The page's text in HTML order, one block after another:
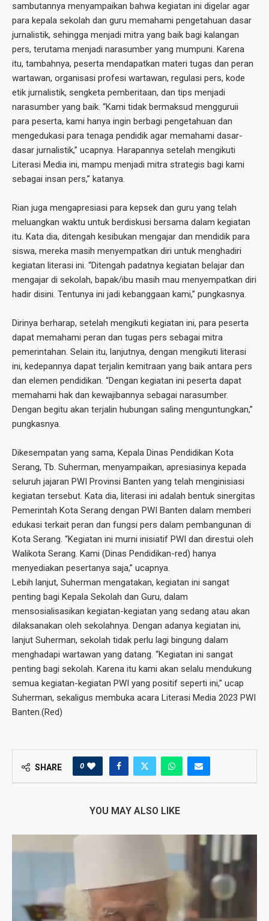
sambutannya menyampaikan bahwa kegiatan ini digelar agar
para kepala sekolah dan guru memahami pengetahuan dasar
jurnalistik, sehingga menjadi mitra yang baik bagi kalangan
pers, terutama menjadi narasumber yang mumpuni. Karena
itu, tambahnya, peserta mendapatkan materi tugas dan peran
wartawan, organisasi profesi wartawan, regulasi pers, kode
etik jurnalistik, sengketa pemberitaan, dan tips menjadi
narasumber yang baik. “Kami tidak bermaksud mengguruii
para peserta, kami hanya ingin berbagi pengetahuan dan
mengedukasi para tenaga pendidik agar memahami dasar-
dasar jurnalistik,” ucapnya. Harapannya setelah mengikuti
Literasi Media ini, mampu menjadi mitra strategis bagi kami
sebagai insan pers,” katanya.
Rian juga mengapresiasi para kepsek dan guru yang telah
meluangkan waktu untuk berdiskusi bersama dalam kegiatan
itu. Kata dia, ditengah kesibukan mengajar dan mendidik para
siswa, mereka masih menyempatkan diri untuk menghadiri
kegiatan literasi ini. “Ditengah padatnya kegiatan belajar dan
mengajar di sekolah, bapak/ibu masih mau menyempatkan diri
hadir disini. Tentunya ini jadi kebanggaan kami,” pungkasnya.
Dirinya berharap, setelah mengikuti kegiatan ini, para peserta
dapat memahami peran dan tugas pers sebagai mitra
pemerintahan. Selain itu, lanjutnya, dengan mengikuti literasi
ini, kedepannya dapat terjalin kemitraan yang baik antara pers
dan elemen pendidikan. “Dengan kegiatan ini peserta dapat
memahami hak dan kewajibannya sebagai narasumber.
Dengan begitu akan terjalin hubungan saling menguntungkan,”
pungkasnya.
Dikesempatan yang sama, Kepala Dinas Pendidikan Kota
Serang, Tb. Suherman, menyampaikan, apresiasinya kepada
seluruh jajaran PWI Provinsi Banten yang telah menginisiasi
kegiatan tersebut. Kata dia, literasi ini adalah bentuk sinergitas
Pemerintah Kota Serang dengan PWI Banten dalam memberi
edukasi terkait peran dan fungsi pers dalam pembangunan di
Kota Serang. “Kegiatan ini murni inisiatif PWI dan direstui oleh
Walikota Serang. Kami (Dinas Pendidikan-red) hanya
menyediakan pesertanya saja,” ucapnya.
Lebih lanjut, Suherman mengatakan, kegiatan ini sangat
penting bagi Kepala Sekolah dan Guru, dalam
mensosialisasikan kegiatan-kegiatan yang sedang atau akan
dilaksanakan oleh sekolahnya. Dengan adanya kegiatan ini,
lanjut Suherman, sekolah tidak perlu lagi bingung dalam
menghadapi wartawan yang datang. “Kegiatan ini sangat
penting bagi sekolah. Karena itu kami akan selalu mendukung
semua kegiatan-kegiatan PWI yang positif seperti ini,” ucap
Suherman, sekaligus membuka acara Literasi Media 2023 PWI
Banten.(Red)
SHARE 0
YOU MAY ALSO LIKE